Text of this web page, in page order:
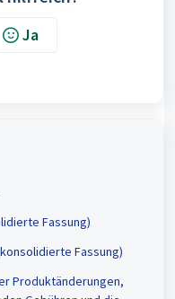
Ja
Fassung)
Fassung)
Produktänderungen,